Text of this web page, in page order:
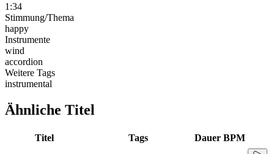
1:34
Stimmung/Thema
happy
Instrumente
wind
accordion
Weitere Tags
instrumental
Ähnliche Titel
Titel Tags Dauer BPM